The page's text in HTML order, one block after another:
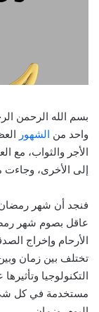
بسم الله الرحمن
واحد من الشهور
الأجر والثواب، مع
إلى الأخرى، وجاءت
فنجد أن شهر
عاقل بصوم شهر
الأرحام وإخراج
تختلف بين زمان
التكنولوجيا
مستخدمة في كل